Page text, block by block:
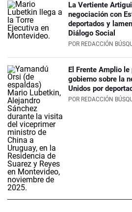
La Vertiente
negociación con
deportados y
Diálogo Social
POR REDACCIÓN
El Frente Amplio
gobierno sobre la
Unidos por
POR REDACCIÓN